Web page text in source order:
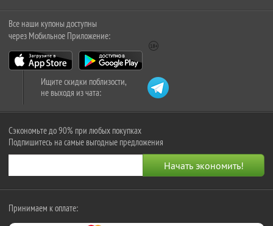
Все наши купоны доступны
через Мобильное Приложение:
Ищите скидки поблизости,
не выходя из чата:
Сэкономьте до 90% при любых покупках
Подпишитесь на самые выгодные предложения
Принимаем к оплате: